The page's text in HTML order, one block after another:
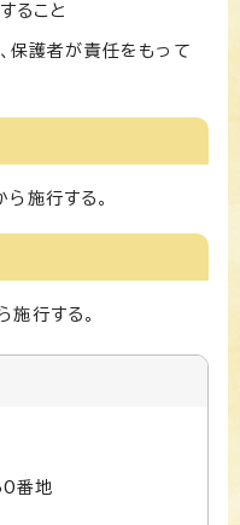
ること
保護者が責任をもって
施行する。
行する。
番地